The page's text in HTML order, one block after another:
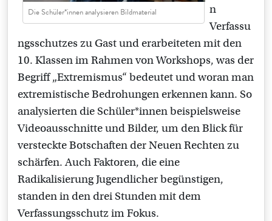
Die Schüler*innen analysieren Bildmaterial
n
Verfassu
ngsschutzes zu Gast und erarbeiteten mit den
10. Klassen im Rahmen von Workshops, was der
Begriff „Extremismus“ bedeutet und woran man
extremistische Bedrohungen erkennen kann. So
analysierten die Schüler*innen beispielsweise
Videoausschnitte und Bilder, um den Blick für
versteckte Botschaften der Neuen Rechten zu
schärfen. Auch Faktoren, die eine
Radikalisierung Jugendlicher begünstigen,
standen in den drei Stunden mit dem
Verfassungsschutz im Fokus.